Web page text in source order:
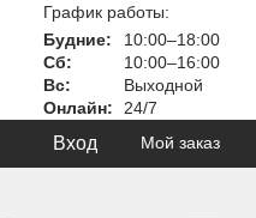
График работы:
Будние:
10:00–18:00
Сб:
10:00–16:00
Вс:
Выходной
Онлайн:
24/7
Вход Мой заказ